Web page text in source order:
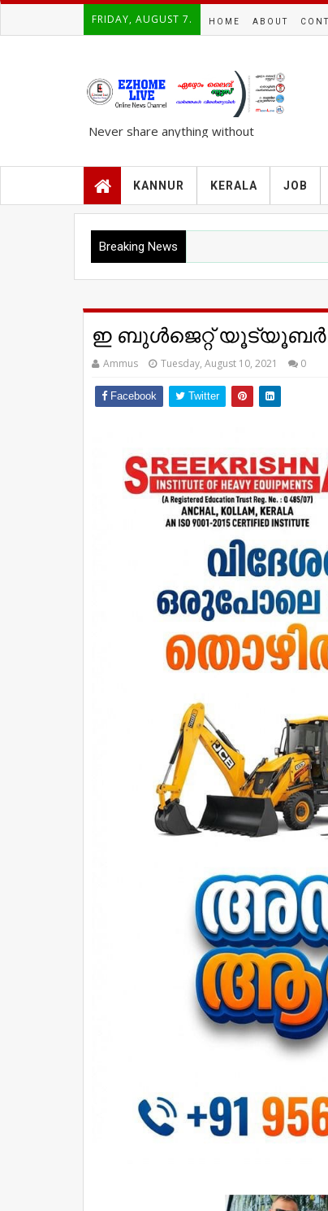
FRIDAY, AUGUST 7. HOME ABOUT
Never share anything without
KANNUR KERALA JOB
Breaking News
ഇ ബുൾജെറ്റ്
Ammus Tuesday, August 10, 2021 0
Facebook Twitter